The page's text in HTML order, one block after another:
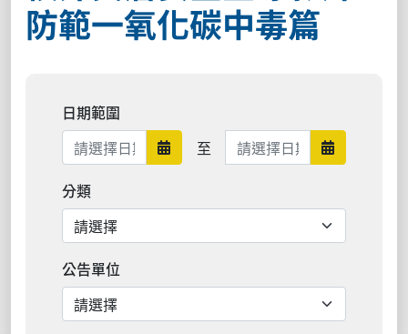
防範一氧化碳中毒篇
日期範圍
日期範圍開始
至 日期範圍結束 日期範圍
分類
公告單位